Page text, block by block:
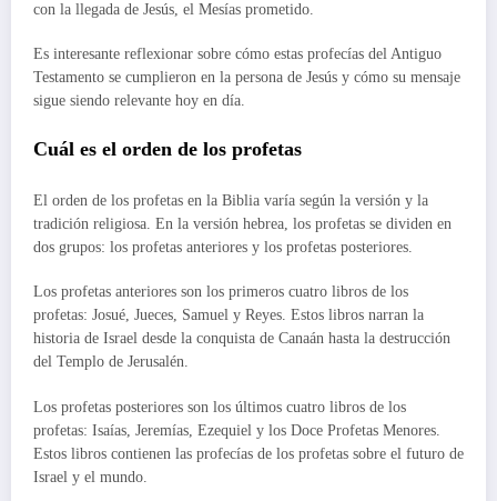
con la llegada de Jesús, el Mesías prometido.
Es interesante reflexionar sobre cómo estas profecías del Antiguo
Testamento se cumplieron en la persona de Jesús y cómo su mensaje
sigue siendo relevante hoy en día.
Cuál es el orden de los profetas
El orden de los profetas en la Biblia varía según la versión y la
tradición religiosa. En la versión hebrea, los profetas se dividen en
dos grupos: los profetas anteriores y los profetas posteriores.
Los profetas anteriores son los primeros cuatro libros de los
profetas: Josué, Jueces, Samuel y Reyes. Estos libros narran la
historia de Israel desde la conquista de Canaán hasta la destrucción
del Templo de Jerusalén.
Los profetas posteriores son los últimos cuatro libros de los
profetas: Isaías, Jeremías, Ezequiel y los Doce Profetas Menores.
Estos libros contienen las profecías de los profetas sobre el futuro de
Israel y el mundo.